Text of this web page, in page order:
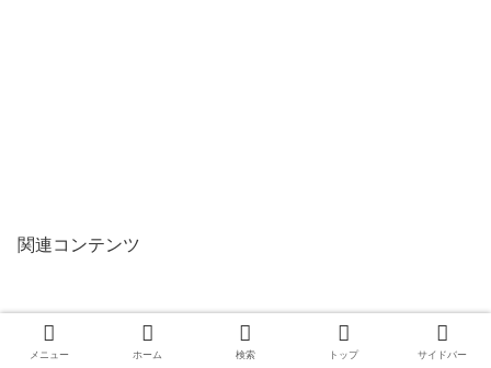
関連コンテンツ
メニュー ホーム 検索 トップ サイドバー